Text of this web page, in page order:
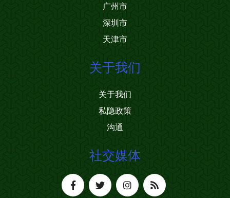
广州市
深圳市
天津市
关于我们
关于我们
私隐政策
沟通
社交媒体